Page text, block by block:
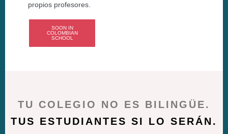
propios profesores.
SOON IN
COLOMBIAN
SCHOOL
TU COLEGIO NO ES BILINGÜE.
TUS ESTUDIANTES SI LO SERÁN.